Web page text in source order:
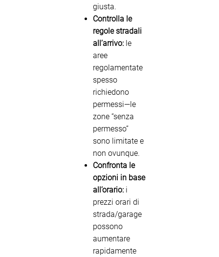
giusta.
Controlla le
regole stradali
all’arrivo: le
aree
regolamentate
spesso
richiedono
permessi—le
zone “senza
permesso”
sono limitate e
non ovunque.
Confronta le
opzioni in base
all’orario: i
prezzi orari di
strada/garage
possono
aumentare
rapidamente